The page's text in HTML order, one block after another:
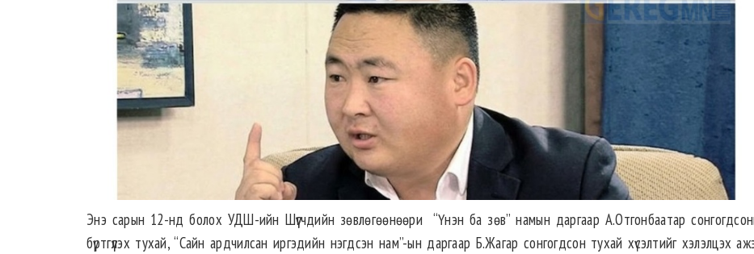
Энэ сарын 12-нд болох УДШ-ийн Шүүгчдийн зөвлөгөөнөөри “Үнэн ба зөв” намын даргаар А.Отгонбаатар
бүртгүүлэх тухай, “Сайн ардчилсан иргэдийн нэгдсэн нам”-ын даргаар Б.Жагар сонгогдсон тухай хүсэлтийг хэлэлцэх